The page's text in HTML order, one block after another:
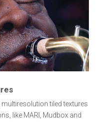
tiled textures
like MARI, Mudbox and